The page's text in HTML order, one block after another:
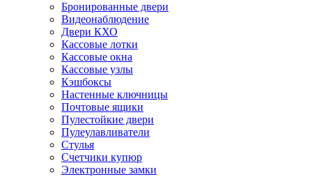
Бронированные двери
Видеонаблюдение
Двери КХО
Кассовые лотки
Кассовые окна
Кассовые узлы
Кэшбоксы
Настенные ключницы
Почтовые ящики
Пулестойкие двери
Пулеулавливатели
Стулья
Счетчики купюр
Электронные замки